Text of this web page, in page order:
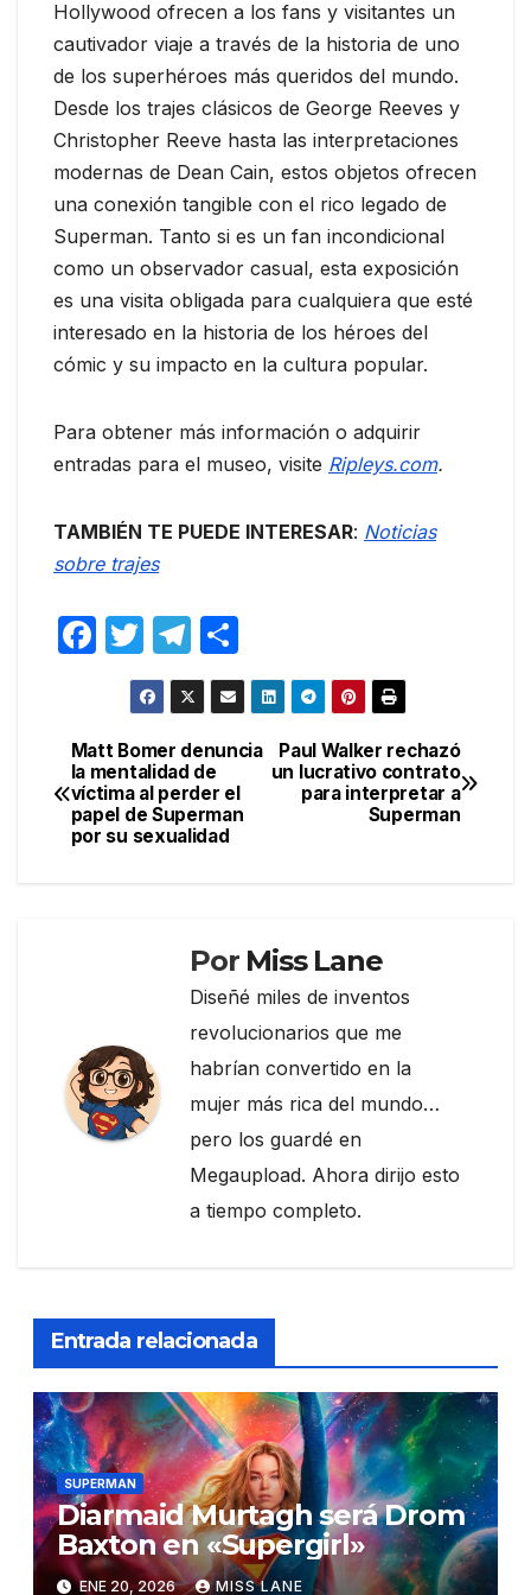
Hollywood ofrecen a los fans y visitantes un
cautivador viaje a través de la historia de uno
de los superhéroes más queridos del mundo.
Desde los trajes clásicos de George Reeves y
Christopher Reeve hasta las interpretaciones
modernas de Dean Cain, estos objetos ofrecen
una conexión tangible con el rico legado de
Superman. Tanto si es un fan incondicional
como un observador casual, esta exposición
es una visita obligada para cualquiera que esté
interesado en la historia de los héroes del
cómic y su impacto en la cultura popular.
Para obtener más información o adquirir
entradas para el museo, visite Ripleys.com.
TAMBIÉN TE PUEDE INTERESAR: Noticias
sobre trajes
F
e
b
o
T
w
itt
er
T
el
e
gr
a
m
o
m
p
ar
tir
Navegación
de
entradas
Paul Walker rechazó
un lucrativo contrato
para interpretar a
Superman
Matt Bomer denuncia
la mentalidad de
víctima al perder el
papel de Superman
por su sexualidad
Por Miss Lane
Diseñé miles de inventos
revolucionarios que me
habrían convertido en la
mujer más rica del mundo…
pero los guardé en
Megaupload. Ahora dirijo esto
a tiempo completo.
Entrada relacionada
SUPERMAN
Diarmaid Murtagh será Drom
Baxton en «Supergirl»
ENE 20, 2026 MISS LANE